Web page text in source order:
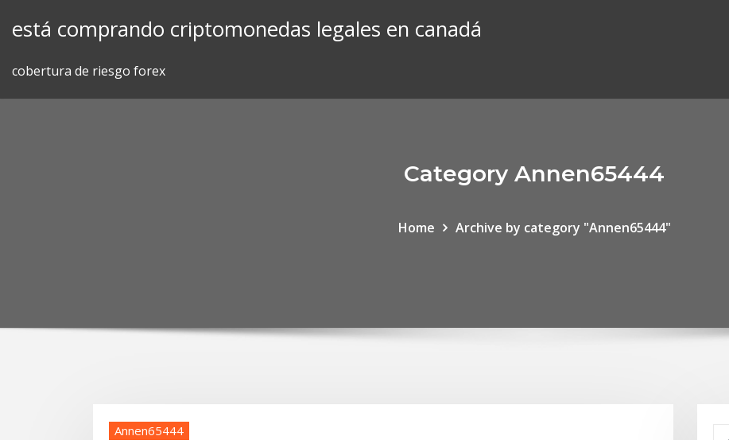
está comprando criptomonedas legales en canadá
cobertura de riesgo forex
Category Annen65444
Home Archive by category "Annen65444"
Annen65444